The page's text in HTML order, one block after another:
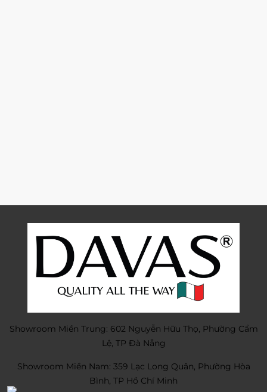
Showroom Miền Trung: 602 Nguyễn Hữu Thọ, Phường Cẩm
Lệ, TP Đà Nẵng
Showroom Miền Nam: 359 Lạc Long Quân, Phường Hòa
Bình, TP Hồ Chí Minh